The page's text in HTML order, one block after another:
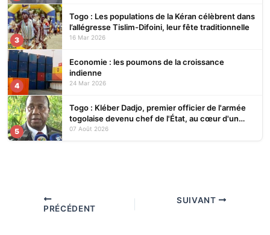
3
Togo : Les populations de la Kéran célèbrent dans
l’allégresse Tislim-Difoini, leur fête traditionnelle
16 Mar 2026
4
Economie : les poumons de la croissance
indienne
24 Mar 2026
5
Togo : Kléber Dadjo, premier officier de l'armée
togolaise devenu chef de l'État, au cœur d'un
ouvrage
07 Août 2026
PRÉCÉDENT
SUIVANT